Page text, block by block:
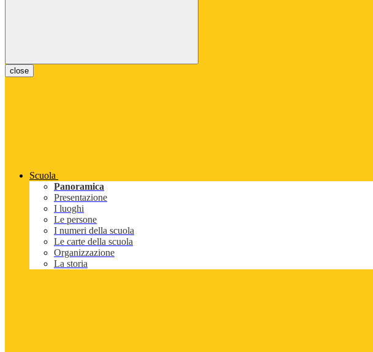
close
Scuola
Panoramica
Presentazione
I luoghi
Le persone
I numeri della scuola
Le carte della scuola
Organizzazione
La storia